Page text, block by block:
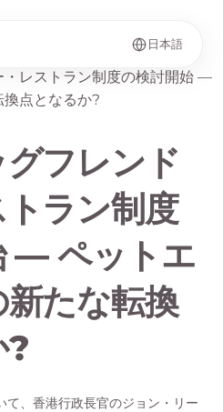
日本語
フレンド
ラン制度
— ペットエ
たな転換
?
、香港行政長官のジョン・リー